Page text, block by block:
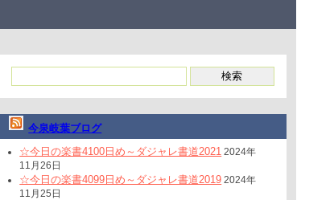
今泉岐葉ブログ
☆今日の楽書4100日め～ダジャレ書道2021 2024年
11月26日
☆今日の楽書4099日め～ダジャレ書道2019 2024年
11月25日